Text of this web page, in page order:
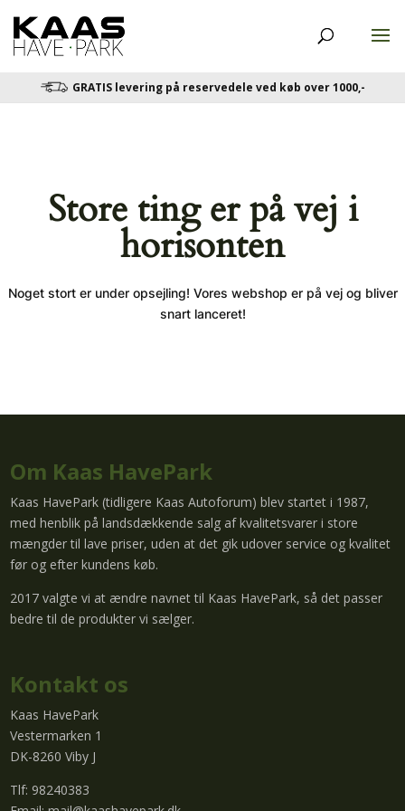
GRATIS levering på reservedele ved køb over 1000,-
Store ting er på vej i
horisonten
Noget stort er under opsejling! Vores webshop er på vej og bliver
snart lanceret!
Om Kaas HavePark
Kaas HavePark (tidligere Kaas Autoforum) blev startet i 1987,
med henblik på landsdækkende salg af kvalitetsvarer i store
mængder til lave priser, uden at det gik udover service og kvalitet
før og efter kundens køb.
2017 valgte vi at ændre navnet til Kaas HavePark, så det passer
bedre til de produkter vi sælger.
Kontakt os
Kaas HavePark
Vestermarken 1
DK-8260 Viby J
Tlf: 98240383